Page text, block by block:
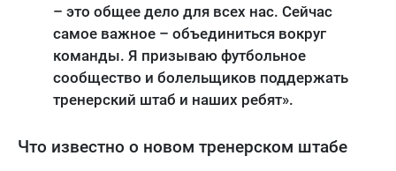
– это общее дело для всех нас. Сейчас
самое важное – объединиться вокруг
команды. Я призываю футбольное
сообщество и болельщиков поддержать
тренерский штаб и наших ребят».
Что известно о новом тренерском штабе